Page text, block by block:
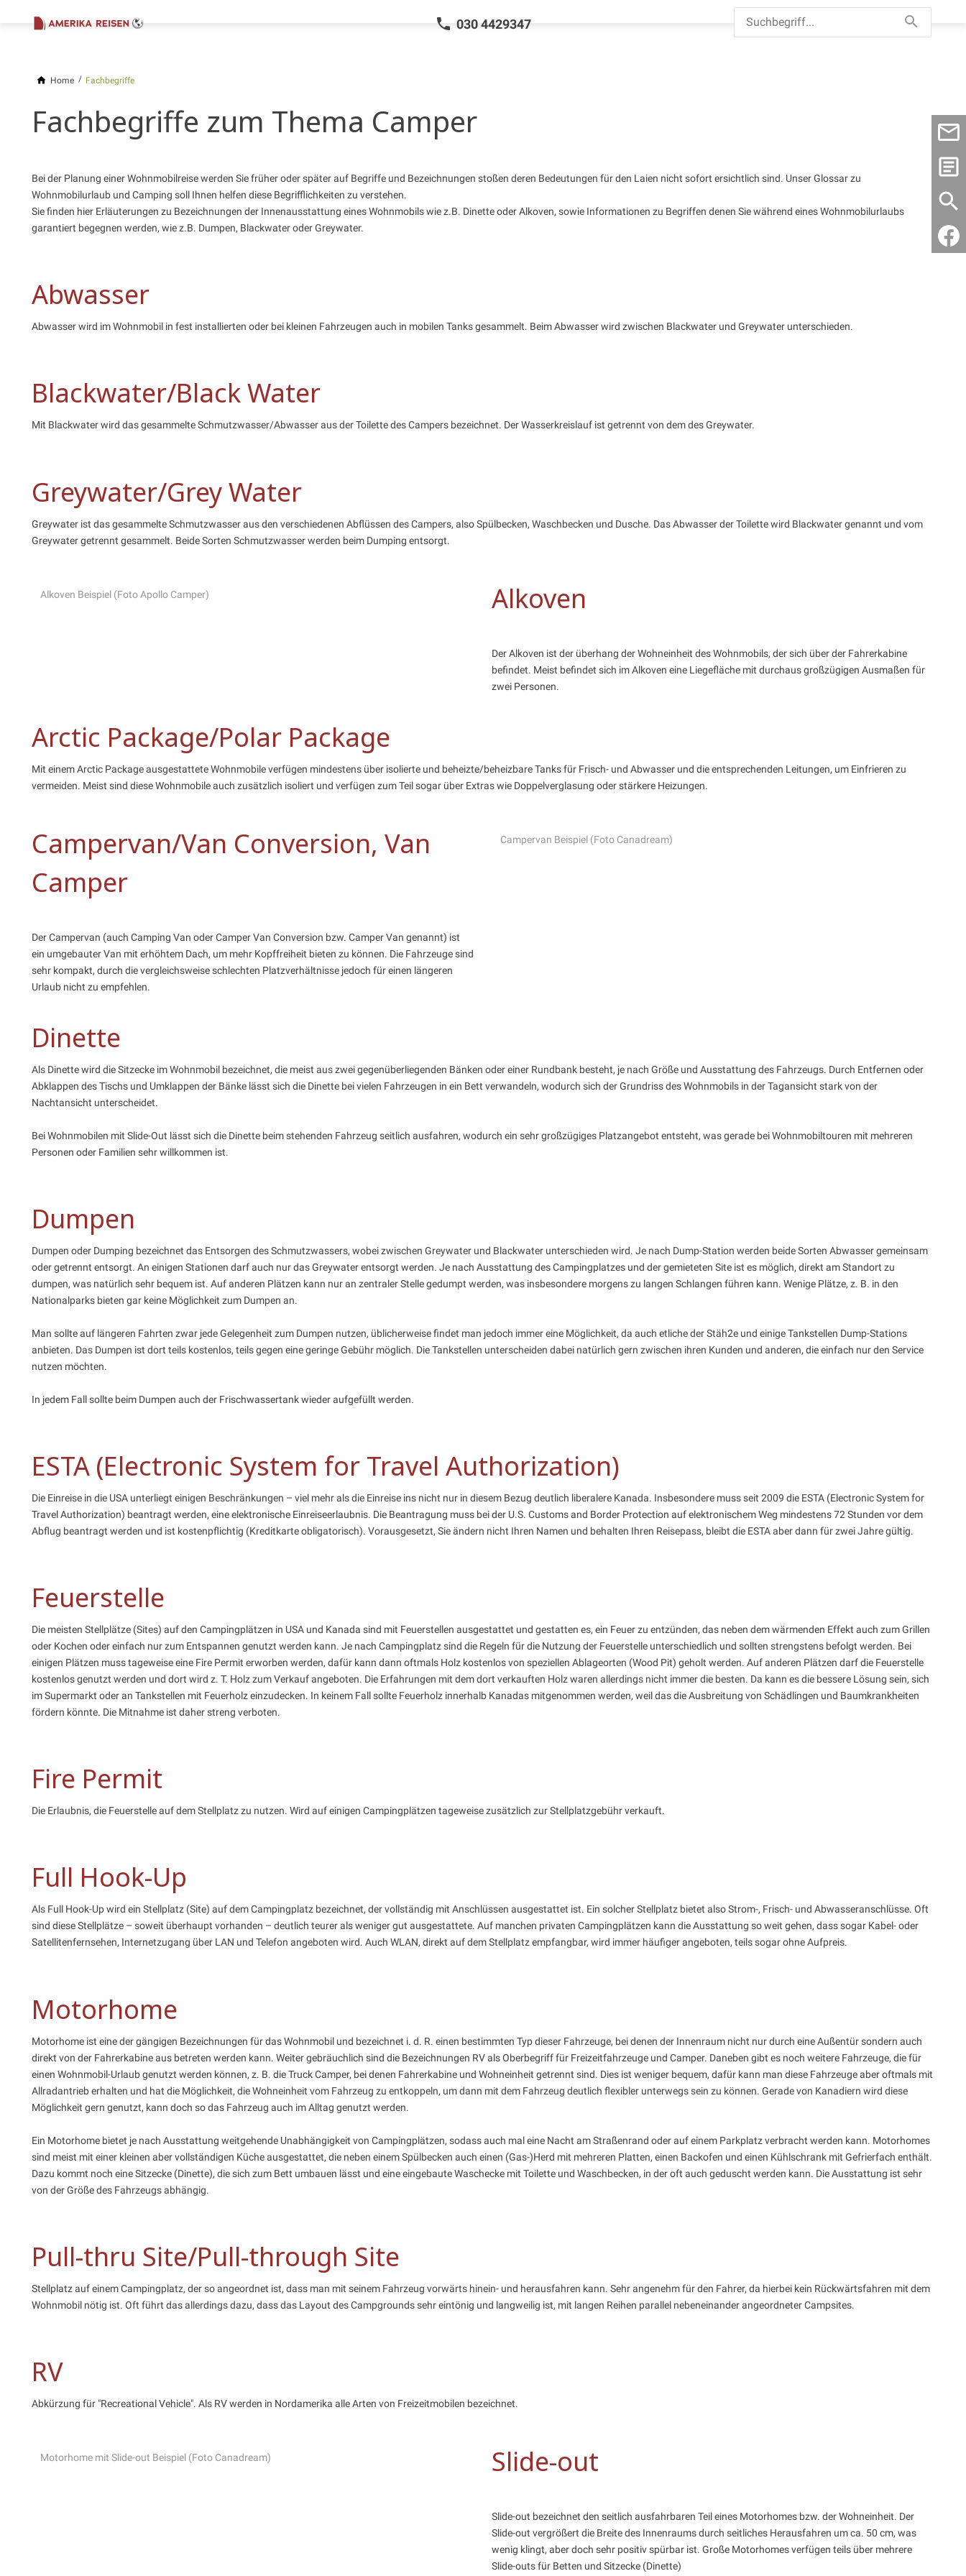
030 4429347
Home Fachbegriffe
Fachbegriffe zum Thema Camper
Bei der Planung einer Wohnmobilreise werden Sie früher oder später auf Begriffe und Bezeichnungen stoßen deren Bedeutungen für den Laien nicht sofort ersichtlich sind. Unser Glossar zu
Wohnmobilurlaub und Camping soll Ihnen helfen diese Begrifflichkeiten zu verstehen.
Sie finden hier Erläuterungen zu Bezeichnungen der Innenausstattung eines Wohnmobils wie z.B. Dinette oder Alkoven, sowie Informationen zu Begriffen denen Sie während eines Wohnmobilurlaubs
garantiert begegnen werden, wie z.B. Dumpen, Blackwater oder Greywater.
Abwasser
Abwasser wird im Wohnmobil in fest installierten oder bei kleinen Fahrzeugen auch in mobilen Tanks gesammelt. Beim Abwasser wird zwischen Blackwater und Greywater unterschieden.
Blackwater/Black Water
Mit Blackwater wird das gesammelte Schmutzwasser/Abwasser aus der Toilette des Campers bezeichnet. Der Wasserkreislauf ist getrennt von dem des Greywater.
Greywater/Grey Water
Greywater ist das gesammelte Schmutzwasser aus den verschiedenen Abflüssen des Campers, also Spülbecken, Waschbecken und Dusche. Das Abwasser der Toilette wird Blackwater genannt und vom
Greywater getrennt gesammelt. Beide Sorten Schmutzwasser werden beim Dumping entsorgt.
Alkoven Beispiel (Foto Apollo Camper) Alkoven
Der Alkoven ist der überhang der Wohneinheit des Wohnmobils, der sich über der Fahrerkabine
befindet. Meist befindet sich im Alkoven eine Liegefläche mit durchaus großzügigen Ausmaßen für
zwei Personen.
Arctic Package/Polar Package
Mit einem Arctic Package ausgestattete Wohnmobile verfügen mindestens über isolierte und beheizte/beheizbare Tanks für Frisch- und Abwasser und die entsprechenden Leitungen, um Einfrieren zu
vermeiden. Meist sind diese Wohnmobile auch zusätzlich isoliert und verfügen zum Teil sogar über Extras wie Doppelverglasung oder stärkere Heizungen.
Campervan Beispiel (Foto Canadream)
Campervan/Van Conversion, Van
Camper
Der Campervan (auch Camping Van oder Camper Van Conversion bzw. Camper Van genannt) ist
ein umgebauter Van mit erhöhtem Dach, um mehr Kopffreiheit bieten zu können. Die Fahrzeuge sind
sehr kompakt, durch die vergleichsweise schlechten Platzverhältnisse jedoch für einen längeren
Urlaub nicht zu empfehlen.
Dinette
Als Dinette wird die Sitzecke im Wohnmobil bezeichnet, die meist aus zwei gegenüberliegenden Bänken oder einer Rundbank besteht, je nach Größe und Ausstattung des Fahrzeugs. Durch Entfernen oder
Abklappen des Tischs und Umklappen der Bänke lässt sich die Dinette bei vielen Fahrzeugen in ein Bett verwandeln, wodurch sich der Grundriss des Wohnmobils in der Tagansicht stark von der
Nachtansicht unterscheidet.
Bei Wohnmobilen mit Slide-Out lässt sich die Dinette beim stehenden Fahrzeug seitlich ausfahren, wodurch ein sehr großzügiges Platzangebot entsteht, was gerade bei Wohnmobiltouren mit mehreren
Personen oder Familien sehr willkommen ist.
Dumpen
Dumpen oder Dumping bezeichnet das Entsorgen des Schmutzwassers, wobei zwischen Greywater und Blackwater unterschieden wird. Je nach Dump-Station werden beide Sorten Abwasser gemeinsam
oder getrennt entsorgt. An einigen Stationen darf auch nur das Greywater entsorgt werden. Je nach Ausstattung des Campingplatzes und der gemieteten Site ist es möglich, direkt am Standort zu
dumpen, was natürlich sehr bequem ist. Auf anderen Plätzen kann nur an zentraler Stelle gedumpt werden, was insbesondere morgens zu langen Schlangen führen kann. Wenige Plätze, z. B. in den
Nationalparks bieten gar keine Möglichkeit zum Dumpen an.
Man sollte auf längeren Fahrten zwar jede Gelegenheit zum Dumpen nutzen, üblicherweise findet man jedoch immer eine Möglichkeit, da auch etliche der Stäh2e und einige Tankstellen Dump-Stations
anbieten. Das Dumpen ist dort teils kostenlos, teils gegen eine geringe Gebühr möglich. Die Tankstellen unterscheiden dabei natürlich gern zwischen ihren Kunden und anderen, die einfach nur den Service
nutzen möchten.
In jedem Fall sollte beim Dumpen auch der Frischwassertank wieder aufgefüllt werden.
ESTA (Electronic System for Travel Authorization)
Die Einreise in die USA unterliegt einigen Beschränkungen – viel mehr als die Einreise ins nicht nur in diesem Bezug deutlich liberalere Kanada. Insbesondere muss seit 2009 die ESTA (Electronic System for
Travel Authorization) beantragt werden, eine elektronische Einreiseerlaubnis. Die Beantragung muss bei der U.S. Customs and Border Protection auf elektronischem Weg mindestens 72 Stunden vor dem
Abflug beantragt werden und ist kostenpflichtig (Kreditkarte obligatorisch). Vorausgesetzt, Sie ändern nicht Ihren Namen und behalten Ihren Reisepass, bleibt die ESTA aber dann für zwei Jahre gültig.
Feuerstelle
Die meisten Stellplätze (Sites) auf den Campingplätzen in USA und Kanada sind mit Feuerstellen ausgestattet und gestatten es, ein Feuer zu entzünden, das neben dem wärmenden Effekt auch zum Grillen
oder Kochen oder einfach nur zum Entspannen genutzt werden kann. Je nach Campingplatz sind die Regeln für die Nutzung der Feuerstelle unterschiedlich und sollten strengstens befolgt werden. Bei
einigen Plätzen muss tageweise eine Fire Permit erworben werden, dafür kann dann oftmals Holz kostenlos von speziellen Ablageorten (Wood Pit) geholt werden. Auf anderen Plätzen darf die Feuerstelle
kostenlos genutzt werden und dort wird z. T. Holz zum Verkauf angeboten. Die Erfahrungen mit dem dort verkauften Holz waren allerdings nicht immer die besten. Da kann es die bessere Lösung sein, sich
im Supermarkt oder an Tankstellen mit Feuerholz einzudecken. In keinem Fall sollte Feuerholz innerhalb Kanadas mitgenommen werden, weil das die Ausbreitung von Schädlingen und Baumkrankheiten
fördern könnte. Die Mitnahme ist daher streng verboten.
Fire Permit
Die Erlaubnis, die Feuerstelle auf dem Stellplatz zu nutzen. Wird auf einigen Campingplätzen tageweise zusätzlich zur Stellplatzgebühr verkauft.
Full Hook-Up
Als Full Hook-Up wird ein Stellplatz (Site) auf dem Campingplatz bezeichnet, der vollständig mit Anschlüssen ausgestattet ist. Ein solcher Stellplatz bietet also Strom-, Frisch- und Abwasseranschlüsse. Oft
sind diese Stellplätze – soweit überhaupt vorhanden – deutlich teurer als weniger gut ausgestattete. Auf manchen privaten Campingplätzen kann die Ausstattung so weit gehen, dass sogar Kabel- oder
Satellitenfernsehen, Internetzugang über LAN und Telefon angeboten wird. Auch WLAN, direkt auf dem Stellplatz empfangbar, wird immer häufiger angeboten, teils sogar ohne Aufpreis.
Motorhome
Motorhome ist eine der gängigen Bezeichnungen für das Wohnmobil und bezeichnet i. d. R. einen bestimmten Typ dieser Fahrzeuge, bei denen der Innenraum nicht nur durch eine Außentür sondern auch
direkt von der Fahrerkabine aus betreten werden kann. Weiter gebräuchlich sind die Bezeichnungen RV als Oberbegriff für Freizeitfahrzeuge und Camper. Daneben gibt es noch weitere Fahrzeuge, die für
einen Wohnmobil-Urlaub genutzt werden können, z. B. die Truck Camper, bei denen Fahrerkabine und Wohneinheit getrennt sind. Dies ist weniger bequem, dafür kann man diese Fahrzeuge aber oftmals mit
Allradantrieb erhalten und hat die Möglichkeit, die Wohneinheit vom Fahrzeug zu entkoppeln, um dann mit dem Fahrzeug deutlich flexibler unterwegs sein zu können. Gerade von Kanadiern wird diese
Möglichkeit gern genutzt, kann doch so das Fahrzeug auch im Alltag genutzt werden.
Ein Motorhome bietet je nach Ausstattung weitgehende Unabhängigkeit von Campingplätzen, sodass auch mal eine Nacht am Straßenrand oder auf einem Parkplatz verbracht werden kann. Motorhomes
sind meist mit einer kleinen aber vollständigen Küche ausgestattet, die neben einem Spülbecken auch einen (Gas-)Herd mit mehreren Platten, einen Backofen und einen Kühlschrank mit Gefrierfach enthält.
Dazu kommt noch eine Sitzecke (Dinette), die sich zum Bett umbauen lässt und eine eingebaute Waschecke mit Toilette und Waschbecken, in der oft auch geduscht werden kann. Die Ausstattung ist sehr
von der Größe des Fahrzeugs abhängig.
Pull-thru Site/Pull-through Site
Stellplatz auf einem Campingplatz, der so angeordnet ist, dass man mit seinem Fahrzeug vorwärts hinein- und herausfahren kann. Sehr angenehm für den Fahrer, da hierbei kein Rückwärtsfahren mit dem
Wohnmobil nötig ist. Oft führt das allerdings dazu, dass das Layout des Campgrounds sehr eintönig und langweilig ist, mit langen Reihen parallel nebeneinander angeordneter Campsites.
RV
Abkürzung für "Recreational Vehicle". Als RV werden in Nordamerika alle Arten von Freizeitmobilen bezeichnet.
Motorhome mit Slide-out Beispiel (Foto Canadream) Slide-out
Slide-out bezeichnet den seitlich ausfahrbaren Teil eines Motorhomes bzw. der Wohneinheit. Der
Slide-out vergrößert die Breite des Innenraums durch seitliches Herausfahren um ca. 50 cm, was
wenig klingt, aber doch sehr positiv spürbar ist. Große Motorhomes verfügen teils über mehrere
Slide-outs für Betten und Sitzecke (Dinette)